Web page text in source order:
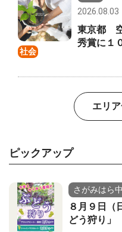
社会
2026.08.03
東京都
秀賞に１
エリ
ピックアップ
さがみはら
８月９日
どう狩り」